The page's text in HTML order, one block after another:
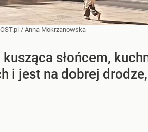
/ Anna Mokrzanowska
kusząca słońcem,
i jest na dobrej